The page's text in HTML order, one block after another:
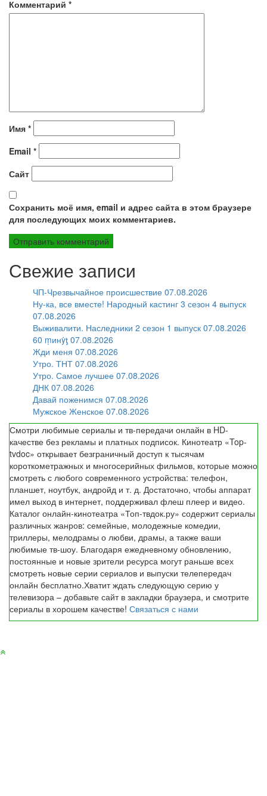
Комментарий *
Имя *
Email *
Сайт
Сохранить моё имя, email и адрес сайта в этом браузере
для последующих моих комментариев.
Свежие записи
ЧП-Чрезвычайное происшествие 07.08.2026
Ну-ка, все вместе! Народный кастинг 3 сезон 4 выпуск
07.08.2026
Выживалити. Наследники 2 сезон 1 выпуск 07.08.2026
60 ṃинẏƫ 07.08.2026
Жди меня 07.08.2026
Утро. ТНТ 07.08.2026
Утро. Самое лучшее 07.08.2026
ДНК 07.08.2026
Давай поженимся 07.08.2026
Мужское Женское 07.08.2026
Смотри любимые сериалы и тв-передачи онлайн в HD-
качестве без рекламы и платных подписок. Кинотеатр «Top-
tvdoc» открывает безграничный доступ к тысячам
короткометражных и многосерийных фильмов, которые можно
смотреть с любого современного устройства: телефон,
планшет, ноутбук, андройд и т. д. Достаточно, чтобы аппарат
имел выход в интернет, поддерживал флеш плеер и видео.
Каталог онлайн-кинотеатра «Топ-твдок.ру» содержит сериалы
различных жанров: семейные, молодежные комедии,
триллеры, мелодрамы о любви, драмы, а также ваши
любимые тв-шоу. Благодаря ежедневному обновлению,
постоянные и новые зрители ресурса могут раньше всех
смотреть новые серии сериалов и выпуски телепередач
онлайн бесплатно.Хватит ждать следующую серию у
телевизора – добавьте сайт в закладки браузера, и смотрите
сериалы в хорошем качестве! Связаться с нами